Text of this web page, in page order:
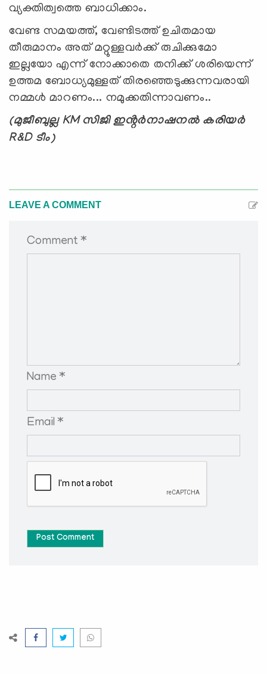
വ്യക്തിത്വത്തെ ബാധിക്കാം.
വേണ്ട സമയത്ത്, വേണ്ടിടത്ത് ഉചിതമായ
തീരുമാനം അത് മറ്റുള്ളവർക്ക് രുചിക്കുമോ
ഇല്ലയോ എന്ന് നോക്കാതെ തനിക്ക് ശരിയെന്ന്
ഉത്തമ ബോധ്യമുള്ളത് തിരഞ്ഞെടുക്കുന്നവരായി
നമ്മൾ മാറണം... നമുക്കതിന്നാവണം..
(മുജീബുല്ല KM സിജി ഇൻ്റർനാഷനൽ കരിയർ
R&D ടീം)
LEAVE A COMMENT
Comment *
Name *
Email *
Post Comment